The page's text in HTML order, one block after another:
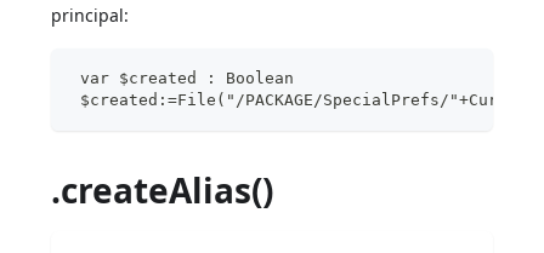
principal:
var $created : Boolean
$created:=File("/PACKAGE/SpecialPrefs/
.createAlias()